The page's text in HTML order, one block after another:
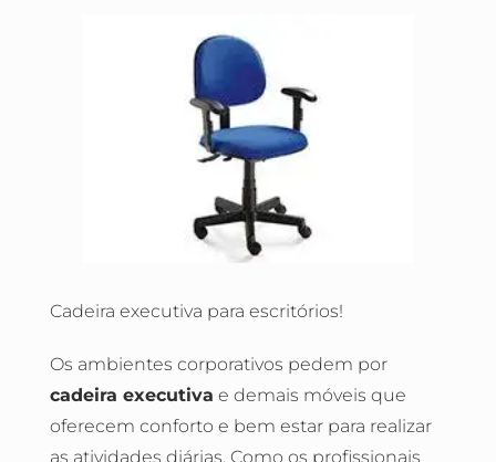
Cadeira executiva para escritórios!
Os ambientes corporativos pedem por
cadeira executiva e demais móveis que
oferecem conforto e bem estar para realizar
as atividades diárias. Como os profissionais